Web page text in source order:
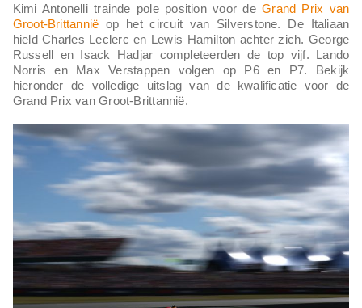
Kimi Antonelli trainde pole position voor deGrand Prix van
Groot-Brittannië op het circuit van Silverstone. De Italiaan
hield Charles Leclerc en Lewis Hamilton achter zich. George
Russell en Isack Hadjar completeerden de top vijf. Lando
Norris en Max Verstappen volgen op P6 en P7. Bekijk
hieronder de volledige uitslag van de kwalificatie voor de
Grand Prix van Groot-Brittannië.